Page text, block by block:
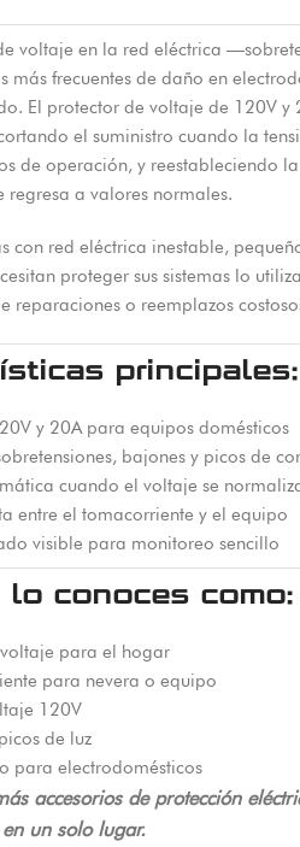
voltaje en la red eléctrica
más frecuentes de daño en
El protector de voltaje de 120V
el suministro cuando la
de operación, y reestableciendo
regresa a valores normales.
con red eléctrica inestable,
proteger sus sistemas lo
reparaciones o reemplazos
principales:
y 20A para equipos domésticos
bajones y picos de
cuando el voltaje se
entre el tomacorriente y el equipo
visible para monitoreo sencillo
lo conoces como:
para el hogar
para nevera o equipo
120V
de luz
para electrodomésticos
accesorios de protección
un solo lugar.